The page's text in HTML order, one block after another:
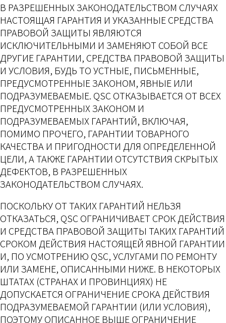
В РАЗРЕШЕННЫХ ЗАКОНОДАТЕЛЬСТВОМ СЛУЧАЯХ
НАСТОЯЩАЯ ГАРАНТИЯ И УКАЗАННЫЕ СРЕДСТВА
ПРАВОВОЙ ЗАЩИТЫ ЯВЛЯЮТСЯ
ИСКЛЮЧИТЕЛЬНЫМИ И ЗАМЕНЯЮТ СОБОЙ ВСЕ
ДРУГИЕ ГАРАНТИИ, СРЕДСТВА ПРАВОВОЙ ЗАЩИТЫ
И УСЛОВИЯ, БУДЬ ТО УСТНЫЕ, ПИСЬМЕННЫЕ,
ПРЕДУСМОТРЕННЫЕ ЗАКОНОМ, ЯВНЫЕ ИЛИ
ПОДРАЗУМЕВАЕМЫЕ. QSC ОТКАЗЫВАЕТСЯ ОТ ВСЕХ
ПРЕДУСМОТРЕННЫХ ЗАКОНОМ И
ПОДРАЗУМЕВАЕМЫХ ГАРАНТИЙ, ВКЛЮЧАЯ,
ПОМИМО ПРОЧЕГО, ГАРАНТИИ ТОВАРНОГО
КАЧЕСТВА И ПРИГОДНОСТИ ДЛЯ ОПРЕДЕЛЕННОЙ
ЦЕЛИ, А ТАКЖЕ ГАРАНТИИ ОТСУТСТВИЯ СКРЫТЫХ
ДЕФЕКТОВ, В РАЗРЕШЕННЫХ
ЗАКОНОДАТЕЛЬСТВОМ СЛУЧАЯХ.
ПОСКОЛЬКУ ОТ ТАКИХ ГАРАНТИЙ НЕЛЬЗЯ
ОТКАЗАТЬСЯ, QSC ОГРАНИЧИВАЕТ СРОК ДЕЙСТВИЯ
И СРЕДСТВА ПРАВОВОЙ ЗАЩИТЫ ТАКИХ ГАРАНТИЙ
СРОКОМ ДЕЙСТВИЯ НАСТОЯЩЕЙ ЯВНОЙ ГАРАНТИИ
И, ПО УСМОТРЕНИЮ QSC, УСЛУГАМИ ПО РЕМОНТУ
ИЛИ ЗАМЕНЕ, ОПИСАННЫМИ НИЖЕ. В НЕКОТОРЫХ
ШТАТАХ (СТРАНАХ И ПРОВИНЦИЯХ) НЕ
ДОПУСКАЕТСЯ ОГРАНИЧЕНИЕ СРОКА ДЕЙСТВИЯ
ПОДРАЗУМЕВАЕМОЙ ГАРАНТИИ (ИЛИ УСЛОВИЯ),
ПОЭТОМУ ОПИСАННОЕ ВЫШЕ ОГРАНИЧЕНИЕ